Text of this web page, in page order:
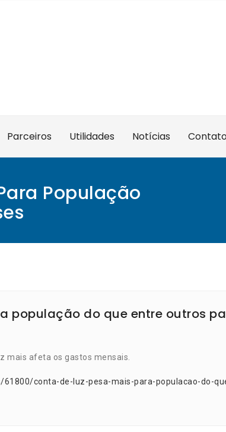
Parceiros Utilidades Notícias
População
população do que entre outros
mais afeta os gastos mensais.
conta-de-luz-pesa-mais-para-populacao-do-